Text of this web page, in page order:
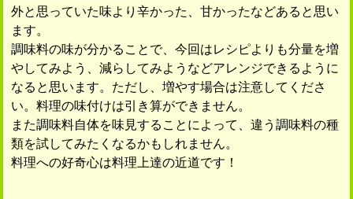
外と思っていた味より辛かった、甘かったなどあると思い
ます。
調味料の味が分かることで、今回はレシピよりも分量を増
やしてみよう、減らしてみようなどアレンジできるように
なると思います。ただし、増やす場合は注意してくださ
い。料理の味付けは引き算ができません。
また調味料自体を味見することによって、違う調味料の種
類を試してみたくなるかもしれません。
料理への好奇心は料理上達の近道です！